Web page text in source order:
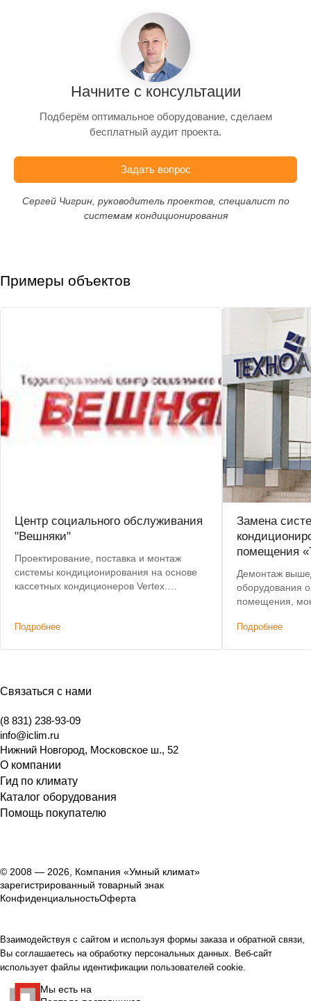
Начните с консультации
Подберём оптимальное оборудование, сделаем
бесплатный аудит проекта.
Задать вопрос
Сергей Чигрин, руководитель проектов, специалист по
системам кондиционирования
Примеры объектов
Центр социального обслуживания
"Вешняки"
Проектирование, поставка и монтаж
системы кондиционирования на основе
кассетных кондиционеров Vertex.
Подробнее
Замена
помещения
Демонтаж
оборудования
помещения,
Скидка: 45%
Подробнее
Связаться с нами
(8 831) 238-93-09
info@iclim.ru
Нижний Новгород, Московское ш., 52
О компании
Гид по климату
Каталог оборудования
Помощь покупателю
© 2008 — 2026, Компания «Умный климат»
зарегистрированный товарный знак
КонфиденциальностьОферта
Взаимодействуя с сайтом и используя формы заказа и обратной связи,
Вы соглашаетесь на обработку персональных данных. Веб-сайт
использует файлы идентификации пользователей cookie.
Мы есть на